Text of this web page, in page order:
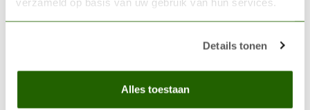
Details tonen
Alles toestaan
Op voorraad